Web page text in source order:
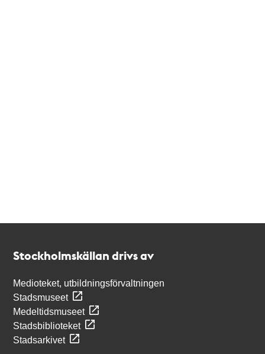
Stockholmskällan drivs av
Medioteket, utbildningsförvaltningen
Stadsmuseet
Medeltidsmuseet
Stadsbiblioteket
Stadsarkivet